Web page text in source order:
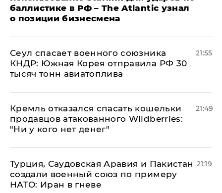
баллистике в РФ – The Atlantic узнал
о позиции бизнесмена
​Сеул спасает военного союзника
КНДР: Южная Корея отправила РФ 30
тысяч тонн авиатоплива
21:55
Кремль отказался спасать кошельки
продавцов атакованного Wildberries:
"Ни у кого нет денег"
21:49
Турция, Саудовская Аравия и Пакистан
создали военный союз по примеру
НАТО: Иран в гневе
21:19